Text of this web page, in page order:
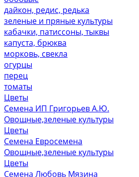
дайкон, редис, редька
зеленые и пряные культуры
кабачки, патиссоны, тыквы
капуста, брюква
морковь, свекла
огурцы
перец
томаты
Цветы
Семена ИП Григорьев А.Ю.
Овощные,зеленые культуры
Цветы
Семена Евросемена
Овощные,зеленые культуры
Цветы
Семена Любовь Мязина